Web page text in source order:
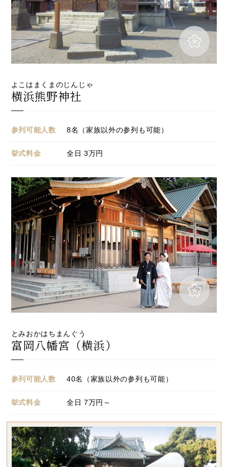
よこはまくまのじんじゃ
横浜熊野神社
参列可能人数 8名（家族以外の参列も可能）
挙式料金 全日 3万円
とみおかはちまんぐう
富岡八幡宮（横浜）
参列可能人数 40名（家族以外の参列も可能）
挙式料金 全日 7万円～